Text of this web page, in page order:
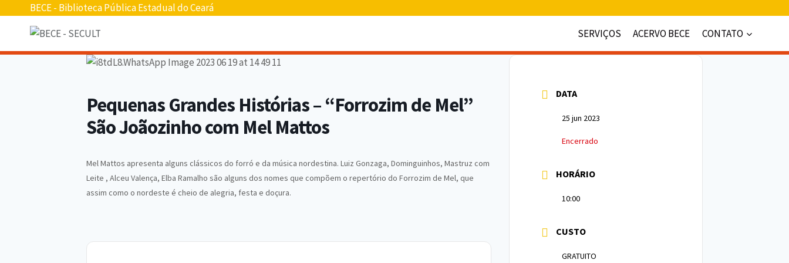
conteúdo
BECE - Biblioteca Pública Estadual do Ceará
SERVIÇOS
ACERVO BECE CONTATO
Pequenas Grandes Histórias – “Forrozim de Mel”
São Joãozinho com Mel Mattos
Mel Mattos apresenta alguns clássicos do forró e da música nordestina. Luiz Gonzaga, Dominguinhos, Mastruz com
Leite , Alceu Valença, Elba Ramalho são alguns dos nomes que compõem o repertório do Forrozim de Mel, que
assim como o nordeste é cheio de alegria, festa e doçura.
DATA
25 jun 2023
Encerrado
HORÁRIO
10:00
CUSTO
GRATUITO